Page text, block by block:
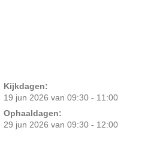
Kijkdagen:
19 jun 2026 van 09:30 - 11:00
Ophaaldagen:
29 jun 2026 van 09:30 - 12:00